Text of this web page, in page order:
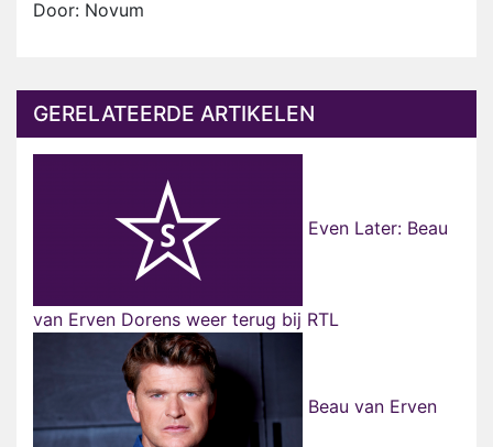
Door: Novum
GERELATEERDE ARTIKELEN
Even Later: Beau
van Erven Dorens weer terug bij RTL
Beau van Erven